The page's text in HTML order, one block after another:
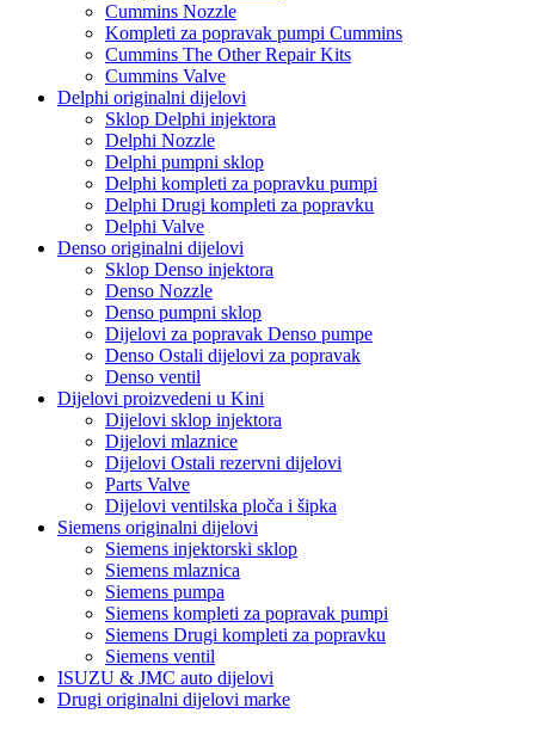
Cummins Nozzle
Kompleti za popravak pumpi Cummins
Cummins The Other Repair Kits
Cummins Valve
Delphi originalni dijelovi
Sklop Delphi injektora
Delphi Nozzle
Delphi pumpni sklop
Delphi kompleti za popravku pumpi
Delphi Drugi kompleti za popravku
Delphi Valve
Denso originalni dijelovi
Sklop Denso injektora
Denso Nozzle
Denso pumpni sklop
Dijelovi za popravak Denso pumpe
Denso Ostali dijelovi za popravak
Denso ventil
Dijelovi proizvedeni u Kini
Dijelovi sklop injektora
Dijelovi mlaznice
Dijelovi Ostali rezervni dijelovi
Parts Valve
Dijelovi ventilska ploča i šipka
Siemens originalni dijelovi
Siemens injektorski sklop
Siemens mlaznica
Siemens pumpa
Siemens kompleti za popravak pumpi
Siemens Drugi kompleti za popravku
Siemens ventil
ISUZU & JMC auto dijelovi
Drugi originalni dijelovi marke